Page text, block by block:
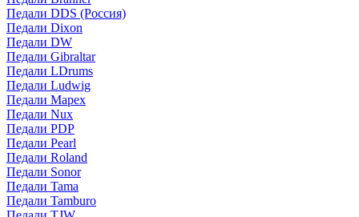
Педали DDS (Россия)
Педали Dixon
Педали DW
Педали Gibraltar
Педали LDrums
Педали Ludwig
Педали Mapex
Педали Nux
Педали PDP
Педали Pearl
Педали Roland
Педали Sonor
Педали Tama
Педали Tamburo